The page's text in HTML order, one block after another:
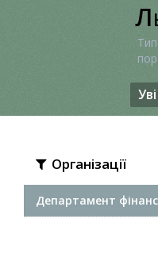
Організації
Департамент